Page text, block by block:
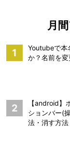
月
1
Youtubeで本
か？名前を変
2
【android】
ションバー(
法・消す方法